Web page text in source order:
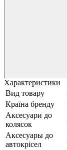
Характеристики
Вид товару
Країна бренду
Аксесуари до
колясок
Аксесуары до
автокрісел